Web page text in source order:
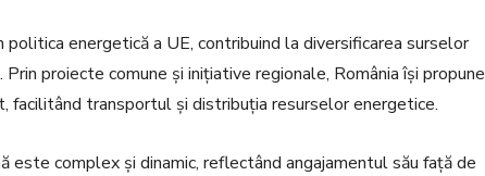
politica energetică a UE, contribuind la diversificarea surselor
proiecte comune și inițiative regionale, România își propune
facilitând transportul și distribuția resurselor energetice.
este complex și dinamic, reflectând angajamentul său față de